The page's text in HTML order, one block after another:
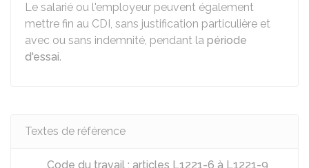
Le salarié ou l'employeur peuvent également
mettre fin au CDI, sans justification particulière et
avec ou sans indemnité, pendant la période
d'essai.
Textes de référence
Code du travail : articles L1221-6 à L1221-9